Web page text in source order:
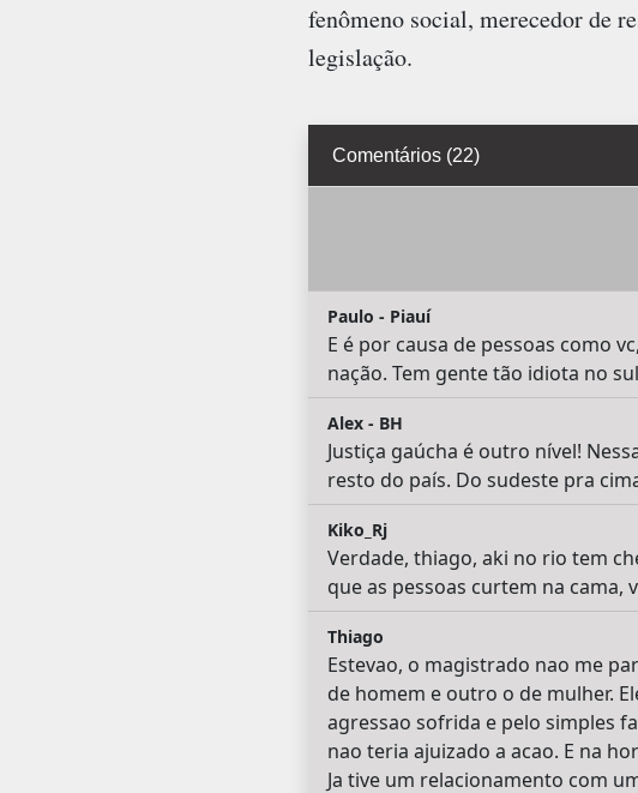
fenômeno social, merecedor de
legislação.
Comentários (22)
Paulo - Piauí
E é por causa de pessoas como
nação. Tem gente tão idiota no
Alex - BH
Justiça gaúcha é outro nível!
resto do país. Do sudeste pra
Kiko_Rj
Verdade, thiago, aki no rio tem
que as pessoas curtem na cama,
Thiago
Estevao, o magistrado nao me
de homem e outro o de mulher.
agressao sofrida e pelo simples
nao teria ajuizado a acao. E na
Ja tive um relacionamento com